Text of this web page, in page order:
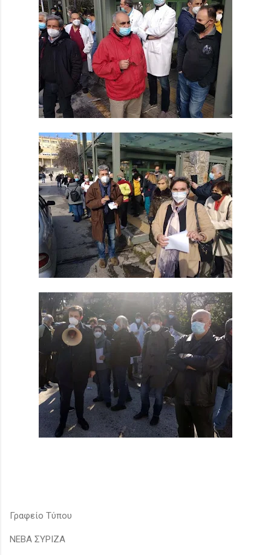
Γραφείο Τύπου
ΝΕΒΑ ΣΥΡΙΖΑ